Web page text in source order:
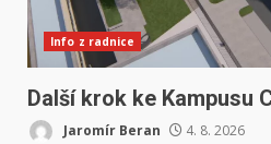
Info z radnice
Další krok ke Kampusu
Jaromír Beran 4. 8. 2026